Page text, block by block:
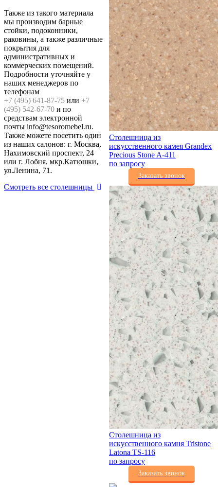
Также из такого материала
мы производим барные
стойки, подоконники,
раковины, а также различные
покрытия для
административных и
коммерческих помещений.
Подробности уточняйте у
наших менеджеров по
телефонам
+7 (495) 641-87-75 или +7
(495) 542-67-70 и по
средствам электронной
почты info@tesoromebel.ru.
Также можете посетить один
из наших салонов: г. Москва,
Нахимовский проспект, 24
или г. Лобня, мкр.Катюшки,
ул.Ленина, 71.
Смотреть все столешницы
Столешница из
искусственного камея Grandex
Precious Stone A-411
по запросу
Заказать звонок
Столешница из
искусственного камня Tristone
Latona TS-116
по запросу
Заказать звонок